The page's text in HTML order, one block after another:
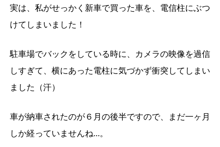
実は、私がせっかく新車で買った車を、電信柱にぶつ
けてしまいました！
駐車場でバックをしている時に、カメラの映像を過信
しすぎて、横にあった電柱に気づかず衝突してしまい
ました（汗）
車が納車されたのが６月の後半ですので、まだ一ヶ月
しか経っていませんね…。